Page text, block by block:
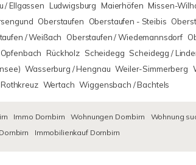
/ Ellgassen Ludwigsburg Maierhöfen Missen-
Oberstaufen Oberstaufen - Steibis
/ Weißach Oberstaufen / Wiedemannsdorf
Opfenbach Rückholz Scheidegg Scheidegg /
Wasserburg / Hengnau Weiler-Simmerberg
Wertach Wiggensbach / Bachtels
Immo Dornbirn Wohnungen Dornbirn Wohnung
Immobilienkauf Dornbirn